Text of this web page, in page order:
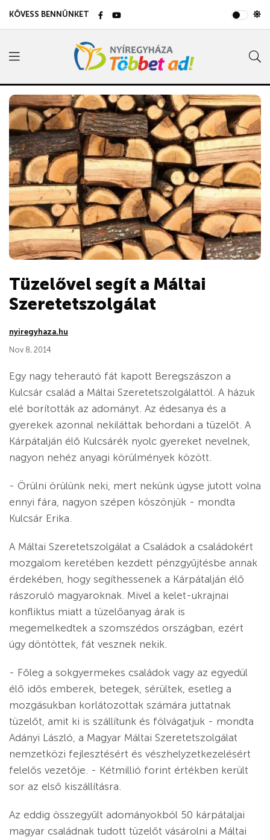
KÖVESS BENNÜNKET
Tüzelővel segít a Máltai
Szeretetszolgálat
nyiregyhaza.hu
Nov 8, 2014
Egy nagy teherautó fát kapott Beregszászon a
Kulcsár család a Máltai Szeretetszolgálattól. A házuk
elé borították az adományt. Az édesanya és a
gyerekek azonnal nekiláttak behordani a tüzelőt. A
Kárpátalján élő Kulcsárék nyolc gyereket nevelnek,
nagyon nehéz anyagi körülmények között.
- Örülni örülünk neki, mert nekünk úgyse jutott volna
ennyi fára, nagyon szépen köszönjük - mondta
Kulcsár Erika.
A Máltai Szeretetszolgálat a Családok a családokért
mozgalom keretében kezdett pénzgyűjtésbe annak
érdekében, hogy segíthessenek a Kárpátalján élő
rászoruló magyaroknak. Mivel a kelet-ukrajnai
konfliktus miatt a tüzelőanyag árak is
megemelkedtek a szomszédos országban, ezért
úgy döntöttek, fát vesznek nekik.
- Főleg a sokgyermekes családok vagy az egyedül
élő idős emberek, betegek, sérültek, esetleg a
mozgásukban korlátozottak számára juttatnak
tüzelőt, amit ki is szállítunk és fölvágatjuk - mondta
Adányi László, a Magyar Máltai Szeretetszolgálat
nemzetközi fejlesztésért és vészhelyzetkezelésért
felelős vezetője. - Kétmillió forint értékben került
sor az első kiszállításra.
Az eddig összegyűlt adományokból 50 kárpátaljai
magyar családnak tudott tüzelőt vásárolni a Máltai